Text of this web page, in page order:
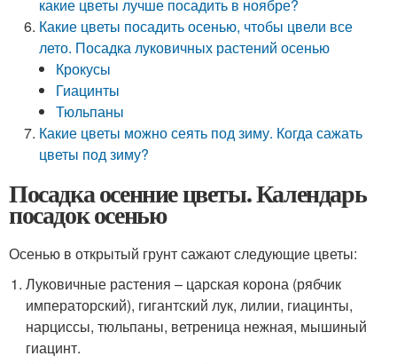
какие цветы лучше посадить в ноябре?
Какие цветы посадить осенью, чтобы цвели все
лето. Посадка луковичных растений осенью
Крокусы
Гиацинты
Тюльпаны
Какие цветы можно сеять под зиму. Когда сажать
цветы под зиму?
Посадка осенние цветы. Календарь
посадок осенью
Осенью в открытый грунт сажают следующие цветы:
Луковичные растения – царская корона (рябчик
императорский), гигантский лук, лилии, гиацинты,
нарциссы, тюльпаны, ветреница нежная, мышиный
гиацинт.